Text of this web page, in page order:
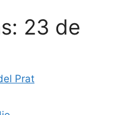
23 de
Prat